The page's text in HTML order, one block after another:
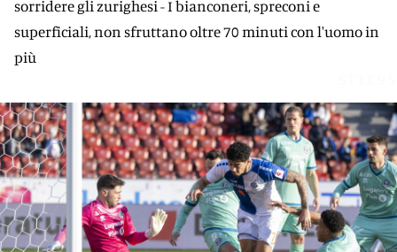
sorridere gli zurighesi - I bianconeri, spreconi e
superficiali, non sfruttano oltre 70 minuti con l'uomo in
più